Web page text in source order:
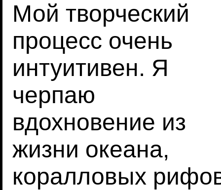
Мой творческий
процесс очень
интуитивен. Я
черпаю
вдохновение из
жизни океана,
коралловых